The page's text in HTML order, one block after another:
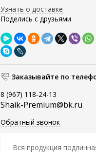
Узнать о доставке
Поделись с друзьями
Заказывайте по
8 (967) 118-24-13
Shaik-Premium@bk.ru
Обратный звонок
Вся продукция